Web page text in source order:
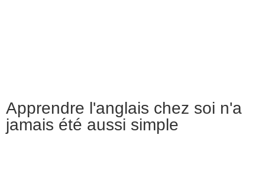
Apprendre l'anglais chez soi n'a
jamais été aussi simple